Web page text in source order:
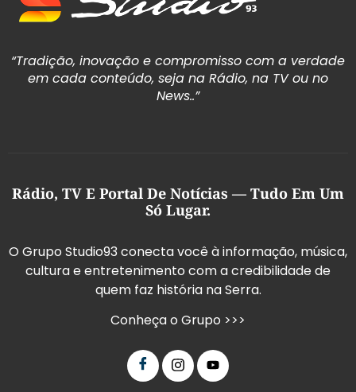
“Tradição, inovação e compromisso com a verdade
em cada conteúdo, seja na Rádio, na TV ou no
News..”
Rádio, TV E Portal De Notícias — Tudo Em Um
Só Lugar.
O Grupo Studio93 conecta você à informação, música,
cultura e entretenimento com a credibilidade de
quem faz história na Serra.
Conheça o Grupo >>>